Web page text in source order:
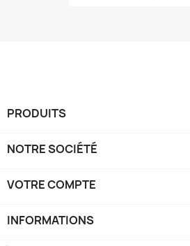
PRODUITS
NOTRE SOCIÉTÉ
VOTRE COMPTE
INFORMATIONS